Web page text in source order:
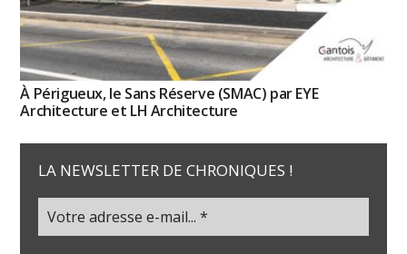
À Périgueux, le Sans Réserve (SMAC) par EYE
Architecture et LH Architecture
LA NEWSLETTER DE CHRONIQUES !